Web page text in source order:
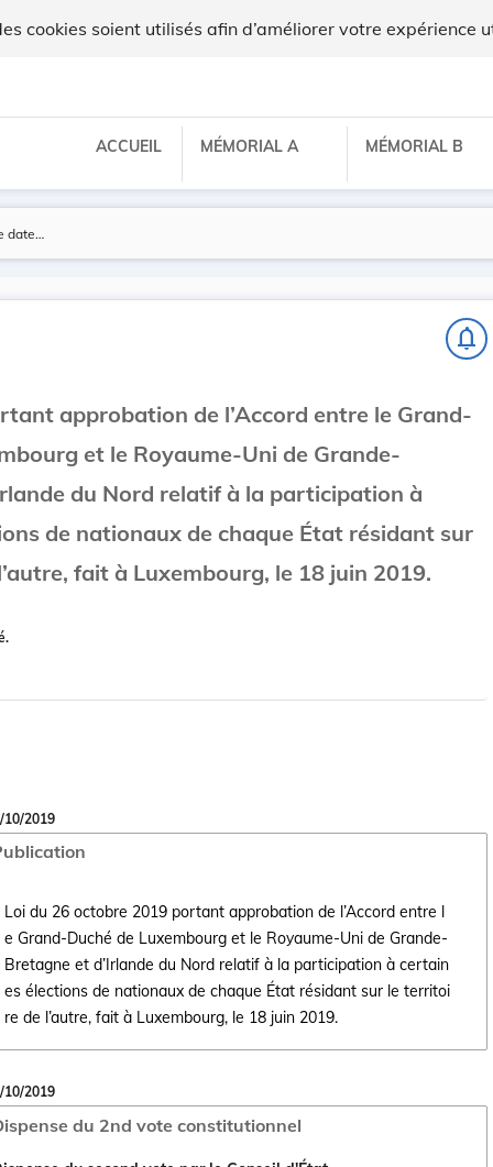
cookies soient utilisés afin d’améliorer votre expérience
ACCUEIL MÉMORIAL A MÉMORIAL B
notifications_none
approbation de l’Accord entre le Grand-
et le Royaume-Uni de Grande-
du Nord relatif à la participation à
de nationaux de chaque État résidant sur
fait à Luxembourg, le 18 juin 2019.
10/2019
Loi du 26 octobre 2019 portant approbation de l’Accord entre l
e Grand-Duché de Luxembourg et le Royaume-Uni de Grande-
Bretagne et d’Irlande du Nord relatif à la participation à certain
es élections de nationaux de chaque État résidant sur le territoi
re de l’autre, fait à Luxembourg, le 18 juin 2019.
Ouvrir le document Loi du 26 octobre 2019 portant approbation de
10/2019
du 2nd vote constitutionnel